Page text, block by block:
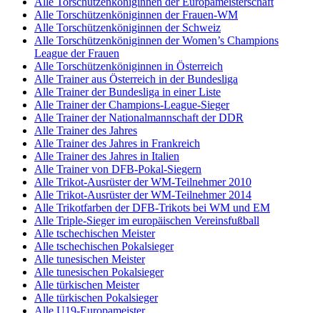
Alle Torschützenköniginnen der Frauen-WM
Alle Torschützenköniginnen der Schweiz
Alle Torschützenköniginnen der Women’s Champions
League der Frauen
Alle Torschützenköniginnen in Österreich
Alle Trainer aus Österreich in der Bundesliga
Alle Trainer der Bundesliga in einer Liste
Alle Trainer der Champions-League-Sieger
Alle Trainer der Nationalmannschaft der DDR
Alle Trainer des Jahres
Alle Trainer des Jahres in Frankreich
Alle Trainer des Jahres in Italien
Alle Trainer von DFB-Pokal-Siegern
Alle Trikot-Ausrüster der WM-Teilnehmer 2010
Alle Trikot-Ausrüster der WM-Teilnehmer 2014
Alle Trikotfarben der DFB-Trikots bei WM und EM
Alle Triple-Sieger im europäischen Vereinsfußball
Alle tschechischen Meister
Alle tschechischen Pokalsieger
Alle tunesischen Meister
Alle tunesischen Pokalsieger
Alle türkischen Meister
Alle türkischen Pokalsieger
Alle U19-Europameister